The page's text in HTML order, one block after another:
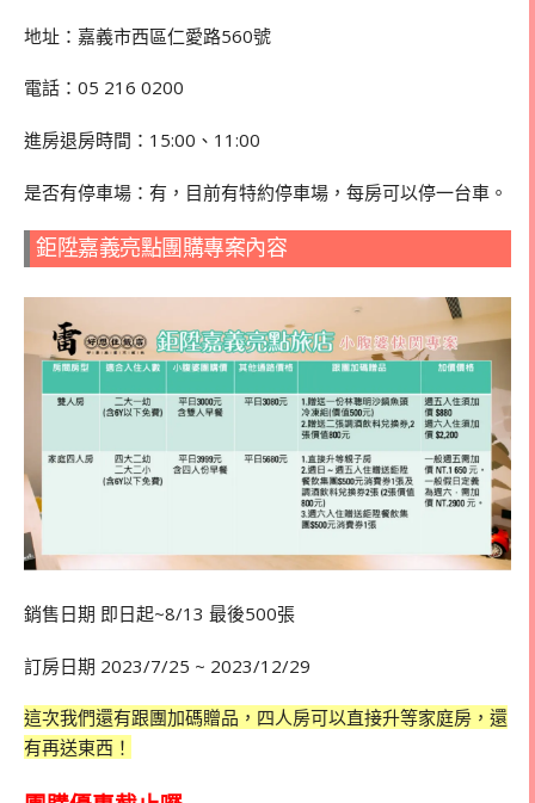
地址：嘉義市西區仁愛路560號
電話： 05 216 0200
進房退房時間：15:00、11:00
是否有停車場：有，目前有特約停車場，每房可以停一台車。
鉅陞嘉義亮點團購專案內容
銷售日期 即日起~8/13 最後500張
訂房日期 2023/7/25 ~ 2023/12/29
這次我們還有跟團加碼贈品，四人房可以直接升等家庭房，還
有再送東西！